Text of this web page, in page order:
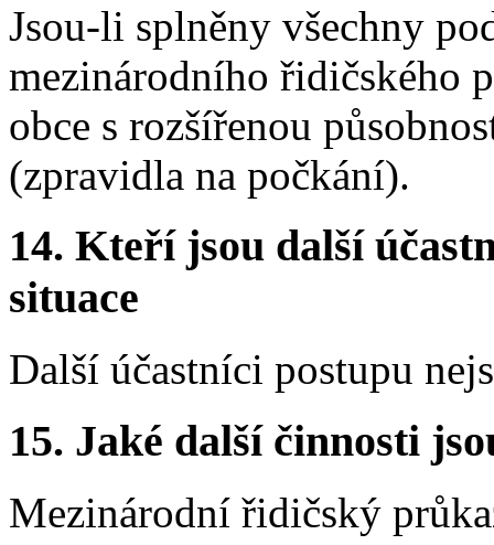
Jsou-li splněny všechny
mezinárodního řidičského
obce s rozšířenou
(zpravidla na počkání).
14. Kteří jsou další
situace
Další účastníci postupu
15. Jaké další činnosti
Mezinárodní řidičský